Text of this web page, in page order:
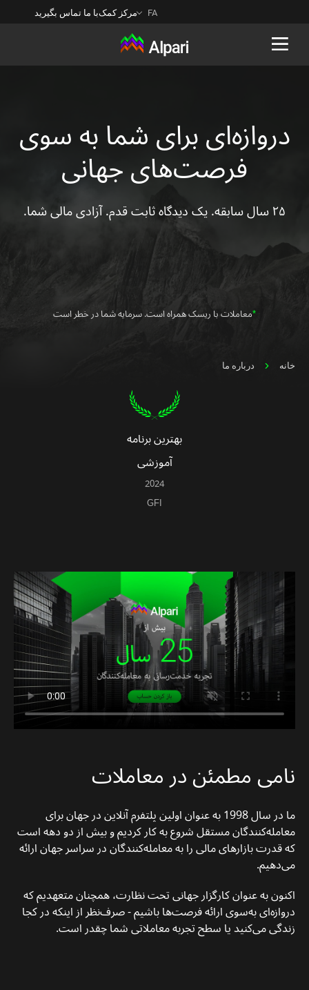
FA مرکز کمکبا ما تماس بگیرید
دروازه‌ای برای شما به ‌‌سوی
فرصت‌های جهانی
۲۵ سال سابقه. یک دیدگاه ثابت قدم. آزادی مالی شما.
خانه درباره ما
*معاملات با ریسک همراه است. سرمایه شما در خطر است
بهترین برنامه
آموزشی
2024
GFI
نامی مطمئن در معاملات
ما در سال 1998 به عنوان اولین پلتفرم آنلاین در جهان برای
معامله‌کنندگان مستقل شروع به کار کردیم و بیش از دو دهه است
که قدرت بازارهای مالی را به معامله‌کنندگان در سراسر جهان ارائه
می‌دهیم.
اکنون به عنوان کارگزار جهانی تحت نظارت، همچنان متعهدیم که
دروازه‌ای به‌سوی ارائه فرصت‌ها باشیم - صرف‌نظر از اینکه در کجا
زندگی می‌کنید یا سطح تجربه معاملاتی شما چقدر است.